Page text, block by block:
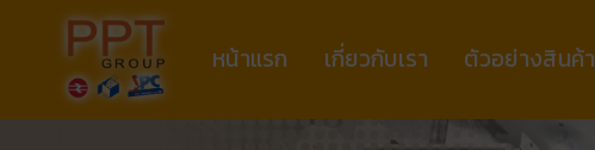
หน้าแรก เกี่ยวกับเรา ตัวอย่างสินค้า